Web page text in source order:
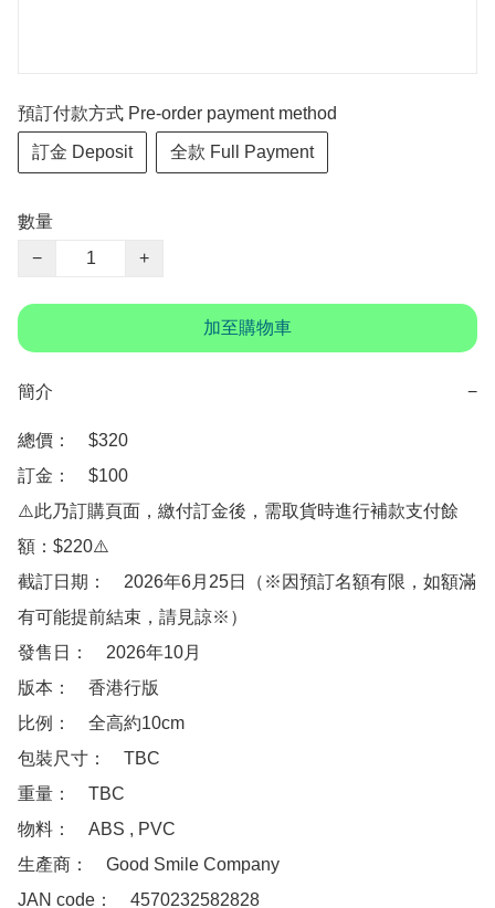
預訂付款方式 Pre-order payment method
訂金 Deposit 全款 Full Payment
數量
−
+
加至購物車
簡介 −
總價：　$320
訂金：　$100
⚠️此乃訂購頁面，繳付訂金後，需取貨時進行補款支付餘
額：$220⚠️
截訂日期：　2026年6月25日（※因預訂名額有限，如額滿
有可能提前結束，請見諒※）
發售日：　2026年10月
版本：　香港行版
比例：　全高約10cm
包裝尺寸：　TBC
重量：　TBC
物料：　ABS , PVC
生產商：　Good Smile Company
JAN code：　4570232582828